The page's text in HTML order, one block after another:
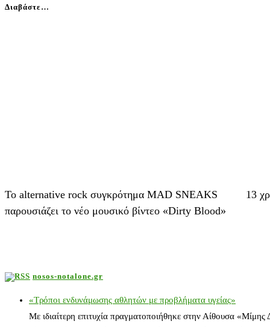
Διαβάστε…
Το alternative rock συγκρότημα MAD SNEAKS
παρουσιάζει το νέο μουσικό βίντεο «Dirty Blood»
13
nosos-notalone.gr
«Τρόποι ενδυνάμωσης αθλητών με προβλήματα υγείας»
Με ιδιαίτερη επιτυχία πραγματοποιήθηκε στην Αίθουσα